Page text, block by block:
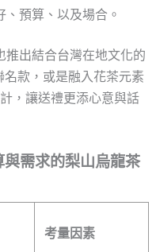
預算、以及場合。
推出結合台灣在地文化的
款，或是融入花茶元素
，讓送禮更添心意與話
需求的梨山烏龍茶
考量因素